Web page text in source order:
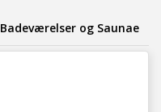
Badeværelser og Saunaer